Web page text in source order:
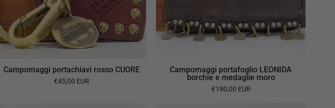
Campomaggi portachiavi rosso CUORE
€45,00 EUR
Campomaggi portafoglio LEONIDA
borchie e medaglie moro
€190,00 EUR